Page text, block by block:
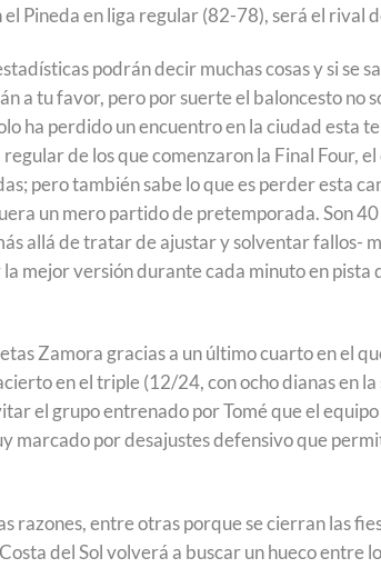
Pineda en liga regular (82-78), será el rival
podrán decir muchas cosas y si se
a tu favor, pero por suerte el baloncesto no
ha perdido un encuentro en la ciudad esta
de los que comenzaron la Final Four,
pero también sabe lo que es perder esta
un mero partido de pretemporada. Son
allá de tratar de ajustar y solventar fallos-
mejor versión durante cada minuto en pista
Zamora gracias a un último cuarto en el
en el triple (12/24, con ocho dianas en
el grupo entrenado por Tomé que el
marcado por desajustes defensivo que
razones, entre otras porque se cierran las
del Sol volverá a buscar un hueco entre